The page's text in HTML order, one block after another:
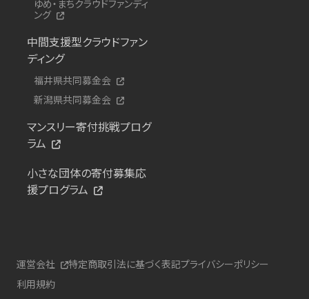
ゆめ・まちクラウドファンディ
ング
中間支援型クラウドファン
ディング
福井県共同募金会
新潟県共同募金会
マンスリー寄付挑戦プログ
ラム
小さな団体の寄付募集応
援プログラム
運営会社 特定商取引法に基づく表記プライバシーポリシー
利用規約